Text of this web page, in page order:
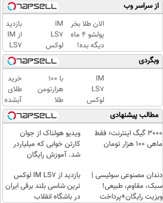
از سراسر وب
الان طلا بخر
پولشو 4 ماه
دیگه بده!
سرمایه‌گذاری
طلا با اقساط
بی‌بهره
IM
LS7
لوکس
ترین
شاسی
بلند
برقی
ایران
بازدید
از IM
LS7
لوکس
ترین
شاسی
بلند
برقی
ایران
در
باشگاه
انقلاب
وبگردی
IM
LS7
لوکس
ترین
شاسی
بلند
برقی
با ۱۰۰
هزارتومن
طلا
بخرید،
اون هم
قسطی
خرید
طلای
آبشده
حتی با
۱۰۰هزارتومان
مطالب پیشنهادی
3000 گیگ اینترنت؛ فقط
ماهی 100 هزار تومان
ویدیو هولناک از جوان
کارتن خوابی که میلیاردر
شد. آموزش رایگان
دندان مصنوعی سوئیسی |
سبک، مقاوم، طبیعی!
ویزیت رایگان+پرداخت
بازدید از IM LS7 لوکس
ترین شاسی بلند برقی ایران
در باشگاه انقلاب